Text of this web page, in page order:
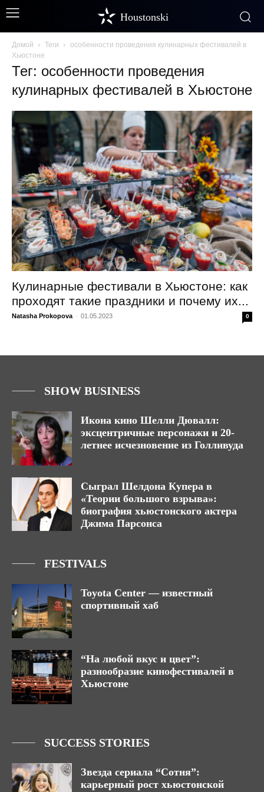
Houstonski
Домой Теги
особенности проведения кулинарных фестивалей в
Хьюстоне
Тег: особенности проведения
кулинарных фестивалей в Хьюстоне
Кулинарные фестивали в Хьюстоне: как
проходят такие праздники и почему их...
Natasha Prokopova - 01.05.2023 0
SHOW BUSINESS
Икона кино Шелли Дювалл:
эксцентричные персонажи и 20-
летнее исчезновение из Голливуда
Сыграл Шелдона Купера в
«Теории большого взрыва»:
биография хьюстонского актера
Джима Парсонса
FESTIVALS
Toyota Center — известный
спортивный хаб
“На любой вкус и цвет”:
разнообразие кинофестивалей в
Хьюстоне
SUCCESS STORIES
Звезда сериала “Сотня”:
карьерный рост хьюстонской